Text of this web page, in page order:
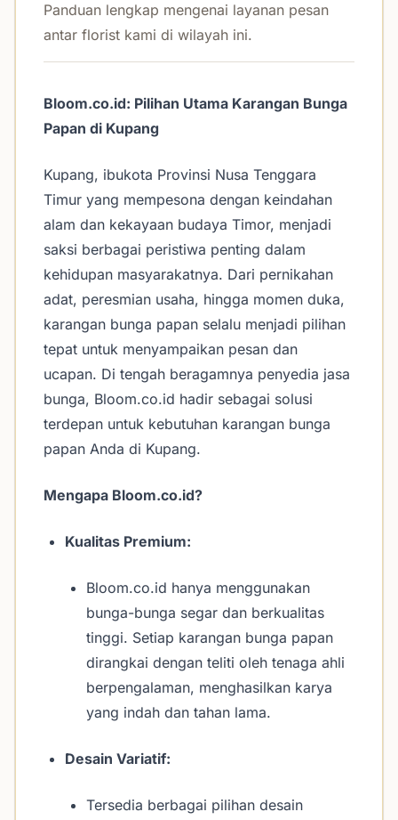
Panduan lengkap mengenai layanan pesan
antar florist kami di wilayah ini.
Bloom.co.id: Pilihan Utama Karangan Bunga
Papan di Kupang
Kupang, ibukota Provinsi Nusa Tenggara
Timur yang mempesona dengan keindahan
alam dan kekayaan budaya Timor, menjadi
saksi berbagai peristiwa penting dalam
kehidupan masyarakatnya. Dari pernikahan
adat, peresmian usaha, hingga momen duka,
karangan bunga papan selalu menjadi pilihan
tepat untuk menyampaikan pesan dan
ucapan. Di tengah beragamnya penyedia jasa
bunga, Bloom.co.id hadir sebagai solusi
terdepan untuk kebutuhan karangan bunga
papan Anda di Kupang.
Mengapa Bloom.co.id?
Kualitas Premium:
Bloom.co.id hanya menggunakan
bunga-bunga segar dan berkualitas
tinggi. Setiap karangan bunga papan
dirangkai dengan teliti oleh tenaga ahli
berpengalaman, menghasilkan karya
yang indah dan tahan lama.
Desain Variatif:
Tersedia berbagai pilihan desain